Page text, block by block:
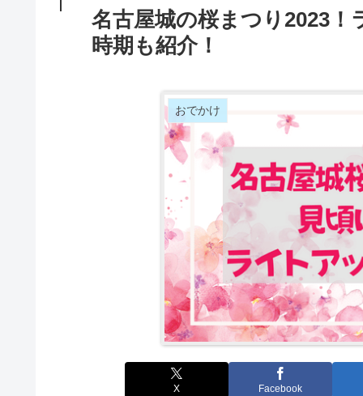
名古屋城の桜まつり2023
時期も紹介！
おでかけ
X Facebook